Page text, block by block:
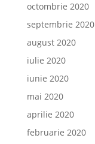
octombrie 2020
septembrie 2020
august 2020
iulie 2020
iunie 2020
mai 2020
aprilie 2020
februarie 2020